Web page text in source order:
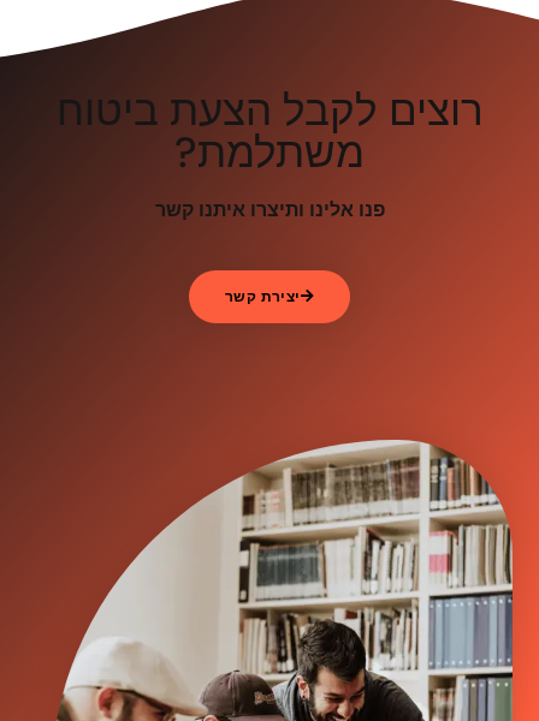
רוצים לקבל הצעת ביטוח
משתלמת?
פנו אלינו ותיצרו איתנו קשר
יצירת קשר